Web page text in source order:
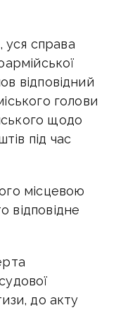
уся справа
відповідний
голови
щодо
під час
місцевою
відповідне
до акту